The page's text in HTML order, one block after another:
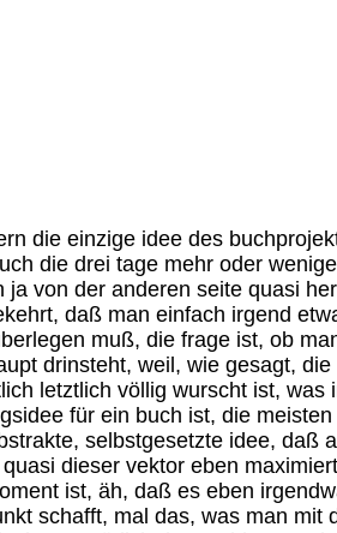
an eine person gebunden sein, dann sollte das dann für den anderen vielleicht eine schlafpause oder sonst irgendetwas, ähm, bedeuten, es sollte jedenfalls nicht so sein, daß, äh, dann also, das wär ja dann eigentlich der gleiche fehler wie bei der collage, daß man eben schon fremdintendiertes, in anderes intendiertes, wo schon zeit eingegangen ist, die das ganze organisiert, in das buch hineinläßt, sondern d, das, was vielleicht, äh, ziel sein sollte, wäre wirklich, daß die eben nicht komprimierte zeit, die zeit des überlegens, die zeit des blöd herumwurstelns, des sichwiederholens, ähm, die zeit, wo eigentlich nichts produktives entsteht, wo man eben nur über entstehungsbedingungen oder entstehungschwierigkeiten und den ganzen scheiß herumphantasiert, daß man das relativ ungefiltert, äh, eben hinein, hineinlaufen läßt, und daß das dann niemanden intersssiert, ist eben auch, klar, und auch ganz richtig so, von daher auch völlig, äh, bizarr die vorstellung, daß jemand dann diesen scheiß irgendwie von vorne bis hinten durchlesen sollte, aber eben das ist auch überhaupt nicht das, woraufs ankommt oder was die, was, das ist eigentlich nicht der sinn des projektes, irgendetwas zu produzieren, was jemand dann von vorne bis hinten durchlesen kann, und das sollte auch wirklich in der konsequenz realisiert werden, daß es dann eben nicht doch heimlich etwas ist, was die ganze zeit so tut, als wäre es etwas, was nicht von vorne bis hinten durchgelesen werden soll, was aber dann in wirklichkeit doch natürlich etwas ist, was von vorne bis hinten durchgelesen und dann geliebt werden will, es wär also ganz wichtig, wahrscheinlich zur abschreckung oder zur, ja, zur, äh, wäre es doch auf eine art automatisches, ähm, und auch die ganzen wiederholungen und dummheiten, vielleicht nicht unbedingt die tippfehler, aber doch die ganzen, äh, sinnlosigkeiten und das festhängen, daß sich keine neuen gedanken ergeben, daß es eigentlich überhaupt keine, ähm, pff, entwicklung gibt, also alles was zeigt, wie, ähm, und